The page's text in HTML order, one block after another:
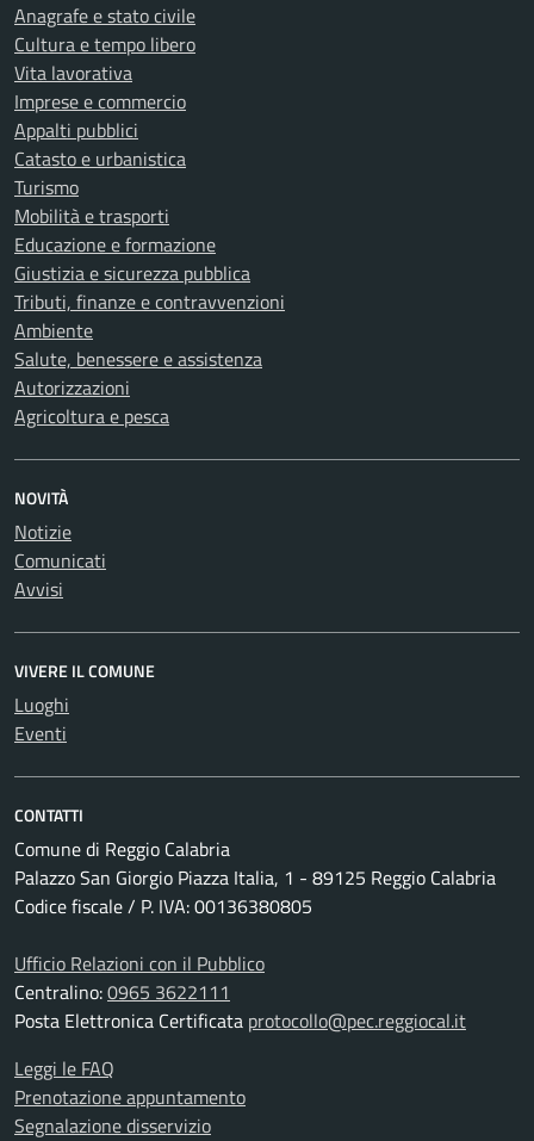
Anagrafe e stato civile
Cultura e tempo libero
Vita lavorativa
Imprese e commercio
Appalti pubblici
Catasto e urbanistica
Turismo
Mobilità e trasporti
Educazione e formazione
Giustizia e sicurezza pubblica
Tributi, finanze e contravvenzioni
Ambiente
Salute, benessere e assistenza
Autorizzazioni
Agricoltura e pesca
NOVITÀ
Notizie
Comunicati
Avvisi
VIVERE IL COMUNE
Luoghi
Eventi
CONTATTI
Comune di Reggio Calabria
Palazzo San Giorgio Piazza Italia, 1 - 89125 Reggio Calabria
Codice fiscale / P. IVA: 00136380805
Ufficio Relazioni con il Pubblico
Centralino:0965 3622111
Posta Elettronica Certificata protocollo@pec.reggiocal.it
Leggi le FAQ
Prenotazione appuntamento
Segnalazione disservizio